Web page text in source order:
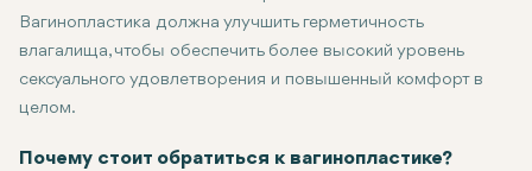
Вагинопластика должна улучшить герметичность
влагалища, чтобы обеспечить более высокий уровень
сексуального удовлетворения и повышенный комфорт в
целом.
Это может заключаться в удалении лишних тканей,
Почему стоит обратиться к вагинопластике?